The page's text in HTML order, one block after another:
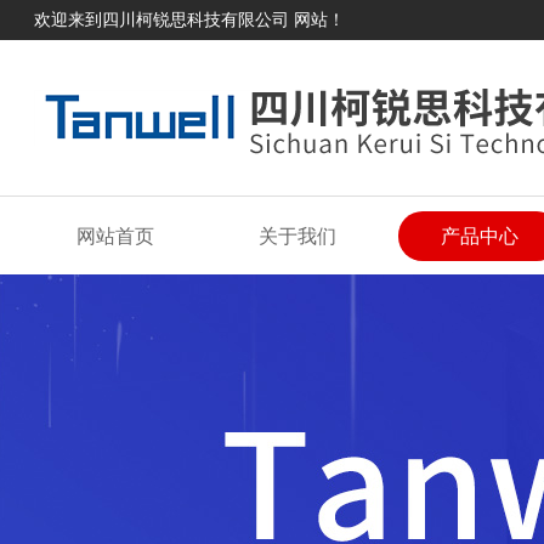
欢迎来到四川柯锐思科技有限公司 网站！
网站首页 关于我们 产品中心